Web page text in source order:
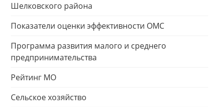
Шелковского района
Показатели оценки эффективности ОМС
Программа развития малого и среднего
предпринимательства
Рейтинг МО
Сельское хозяйство